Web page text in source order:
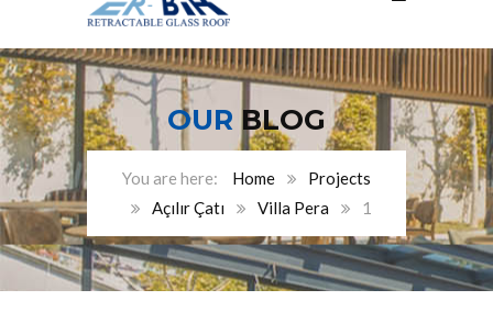
OUR BLOG
Home
Projects
Açılır Çatı
Villa Pera 1